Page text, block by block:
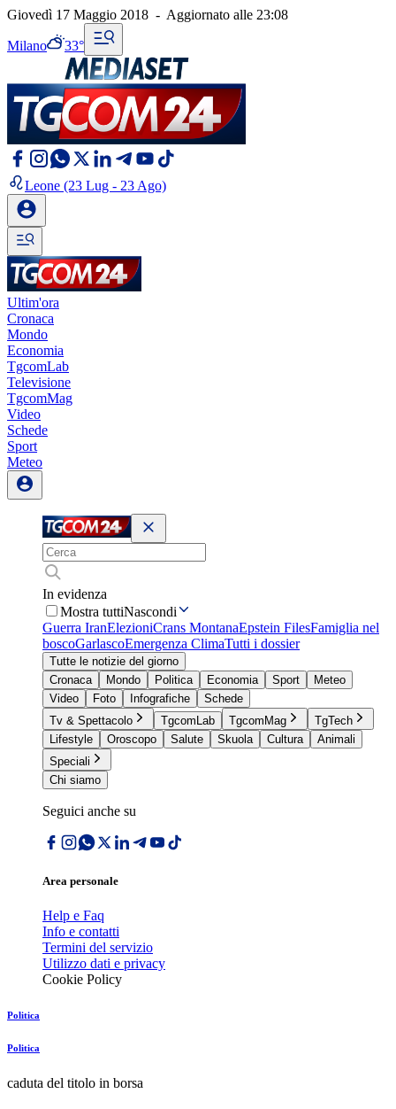
Giovedì 17 Maggio 2018 - Aggiornato alle 23:08
Milano 33°
Leone (23 Lug - 23 Ago)
Ultim'ora
Cronaca
Mondo
Economia
TgcomLab
Televisione
TgcomMag
Video
Schede
Sport
Meteo
In evidenza
Mostra tuttiNascondi
Guerra IranElezioniCrans MontanaEpstein FilesFamiglia nel
boscoGarlascoEmergenza ClimaTutti i dossier
Tutte le notizie del giorno
Cronaca
Mondo Politica Economia Sport
Meteo
Video
Foto Infografiche
Schede
Tv & Spettacolo
TgcomLab TgcomMag
TgTech
Lifestyle
Oroscopo Salute Skuola Cultura
Animali
Speciali
Chi siamo
Seguici anche su
Area personale
Help e Faq
Info e contatti
Termini del servizio
Utilizzo dati e privacy
Cookie Policy
Politica
Politica
caduta del titolo in borsa